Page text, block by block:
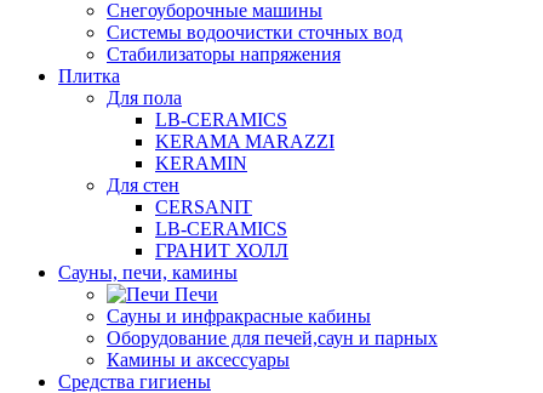
Снегоуборочные машины
Системы водоочистки сточных вод
Стабилизаторы напряжения
Плитка
Для пола
LB-CERAMICS
KERAMA MARAZZI
KERAMIN
Для стен
CERSANIT
LB-CERAMICS
ГРАНИТ ХОЛЛ
Сауны, печи, камины
Печи
Сауны и инфракрасные кабины
Оборудование для печей,саун и парных
Камины и аксессуары
Средства гигиены